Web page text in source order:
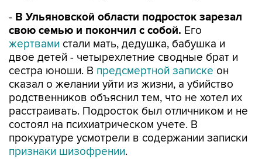
- В Ульяновской области подросток зарезал
свою семью и покончил с собой. Его
жертвами стали мать, дедушка, бабушка и
двое детей - четырехлетние сводные брат и
сестра юноши. В предсмертной записке он
сказал о желании уйти из жизни, а убийство
родственников объяснил тем, что не хотел их
расстраивать. Подросток был отличником и не
состоял на психиатрическом учете. В
прокуратуре усмотрели в содержании записки
признаки шизофрении.